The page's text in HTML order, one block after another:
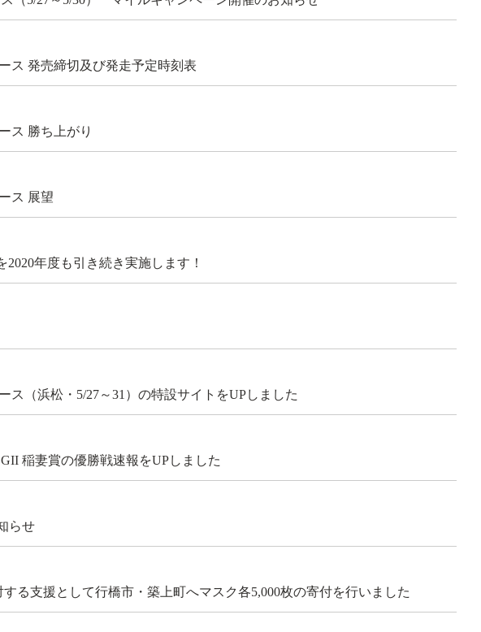
ス 発売締切及び発走予定時刻表
ス 勝ち上がり
ス 展望
年度も引き続き実施します！
（浜松・5/27～31）の特設サイトをUPしました
稲妻賞の優勝戦速報をUPしました
らせ
る支援として行橋市・築上町へマスク各5,000枚の寄付を行いました